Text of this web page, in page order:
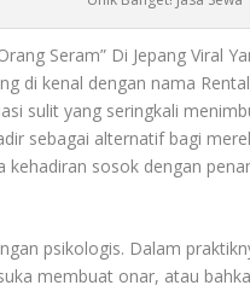
Seram” Di Jepang Viral
di kenal dengan nama
sulit yang seringkali
sebagai alternatif bagi
kehadiran sosok dengan
psikologis. Dalam
membuat onar, atau